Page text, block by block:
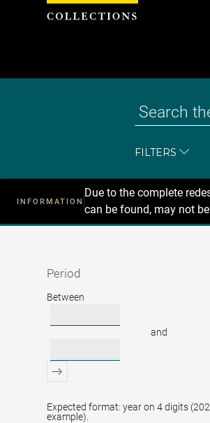
FILTERS
INFORMATION
Due to the complete
can be found, may not
Recherche
Period
Period
Between
and
Expected format: year on 4 digits
example).
Cookies management panel